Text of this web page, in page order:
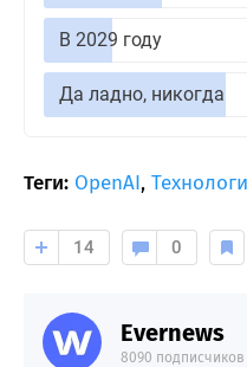
В 2029 году
Да ладно, никогда
Теги: OpenAI,
14 0
Evernews
8090 подписчиков